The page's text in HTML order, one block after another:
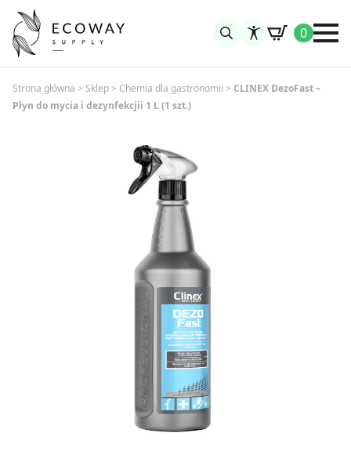
0
Strona główna > Sklep> Chemia dla gastronomii > CLINEX DezoFast –
Płyn do mycia i dezynfekcjii 1 L (1 szt.)